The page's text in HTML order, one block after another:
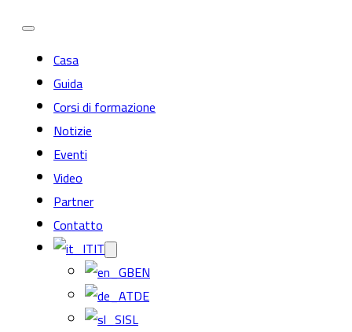
Casa
Guida
Corsi di formazione
Notizie
Eventi
Video
Partner
Contatto
IT
EN
DE
SL